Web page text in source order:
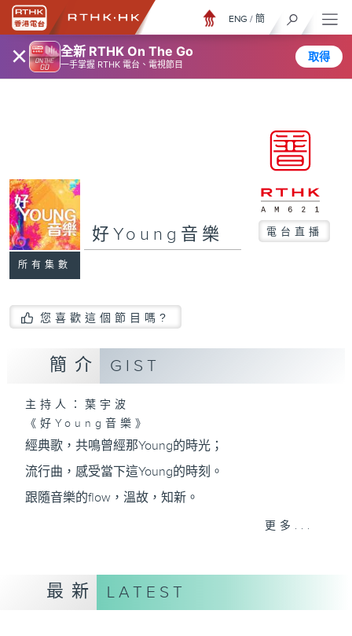
× 全新 RTHK On The Go
一手掌握 RTHK 電台、電視節目
取得
ENG / 簡
所有集數
好Young音樂 電台直播
您喜歡這個節目嗎?
簡介 GIST
主持人：葉宇波
《好Young音樂》
經典歌，共鳴曾經那Young的時光；
流行曲，感受當下這Young的時刻。
跟隨音樂的flow，溫故，知新。
（廣東歌經典）、溫故知新（新歌精選）。
更多...
最新 LATEST